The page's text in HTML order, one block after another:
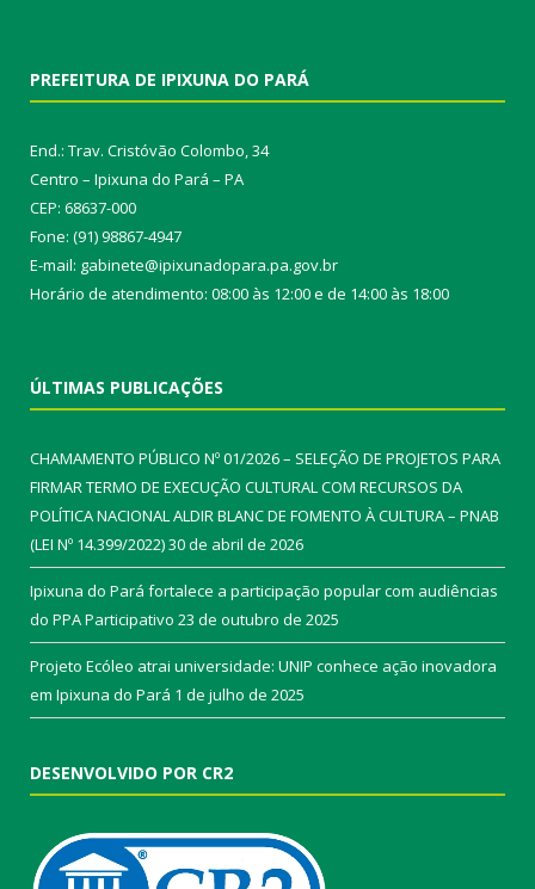
PREFEITURA DE IPIXUNA DO PARÁ
End.: Trav. Cristóvão Colombo, 34
Centro – Ipixuna do Pará – PA
CEP: 68637-000
Fone: (91) 98867-4947
E-mail: gabinete@ipixunadopara.pa.gov.br
Horário de atendimento: 08:00 às 12:00 e de 14:00 às 18:00
ÚLTIMAS PUBLICAÇÕES
CHAMAMENTO PÚBLICO Nº 01/2026 – SELEÇÃO DE PROJETOS PARA
FIRMAR TERMO DE EXECUÇÃO CULTURAL COM RECURSOS DA
POLÍTICA NACIONAL ALDIR BLANC DE FOMENTO À CULTURA – PNAB
(LEI Nº 14.399/2022)30 de abril de 2026
Ipixuna do Pará fortalece a participação popular com audiências
do PPA Participativo 23 de outubro de 2025
Projeto Ecóleo atrai universidade: UNIP conhece ação inovadora
em Ipixuna do Pará 1 de julho de 2025
DESENVOLVIDO POR CR2